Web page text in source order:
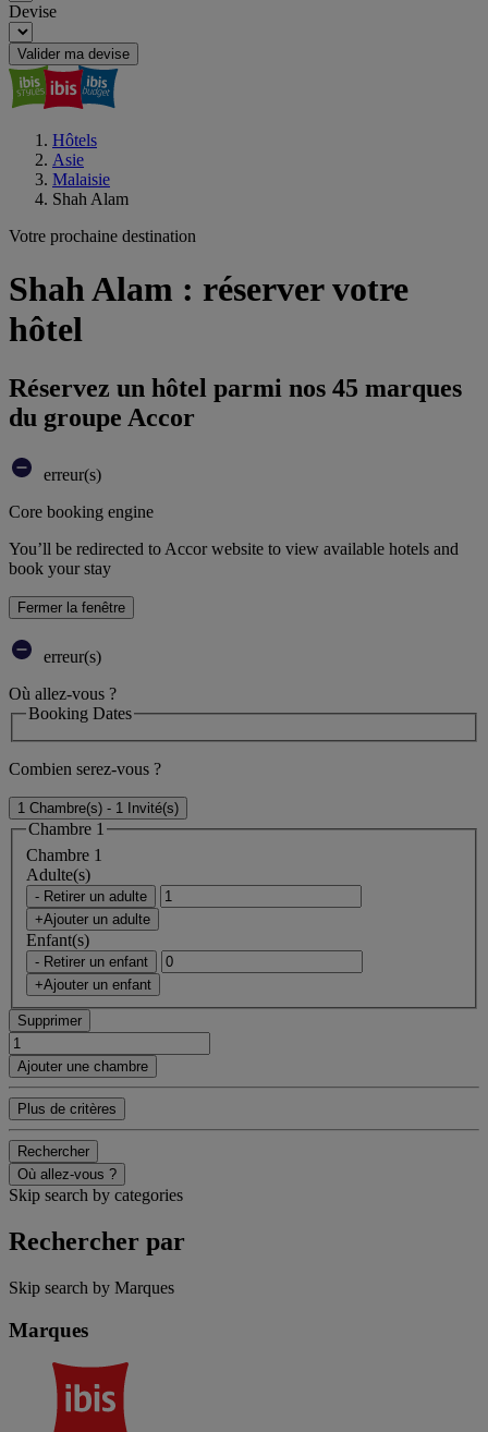
Devise
Valider ma devise
Hôtels
Asie
Malaisie
Shah Alam
Votre prochaine destination
Shah Alam : réserver votre
hôtel
Réservez un hôtel parmi nos 45 marques
du groupe Accor
erreur(s)
Core booking engine
You’ll be redirected to Accor website to view available hotels and
book your stay
Fermer la fenêtre
erreur(s)
Où allez-vous ?
Booking Dates
Combien serez-vous ?
1 Chambre(s) - 1 Invité(s)
Chambre 1
Chambre 1
Adulte(s)
- Retirer un adulte
+Ajouter un adulte
Enfant(s)
- Retirer un enfant
+Ajouter un enfant
Supprimer
Ajouter une chambre
Plus de critères
Rechercher
Où allez-vous ?
Skip search by categories
Rechercher par
Skip search by Marques
Marques